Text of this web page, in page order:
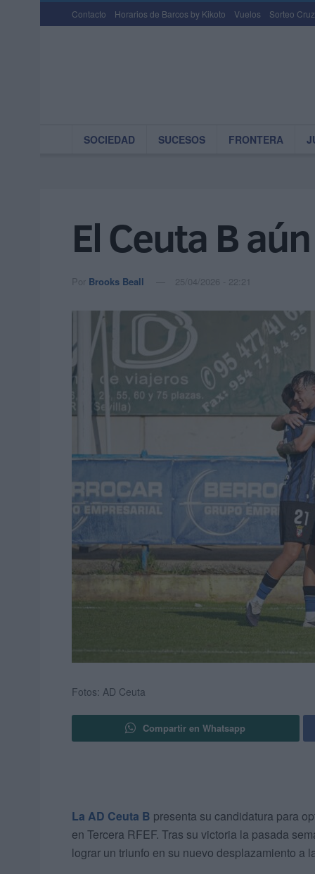
Contacto Horarios de Barcos by Kikoto Vuelos Sorteo
SOCIEDAD SUCESOS FRONTERA
El Ceuta B
Por Brooks Beall 25/04/2026 - 22:21
Fotos: AD Ceuta
Compartir en Whatsapp
La AD Ceuta B presenta su candidatura para
en Tercera RFEF. Tras su victoria la pasada
lograr un triunfo en su nuevo desplazamiento a